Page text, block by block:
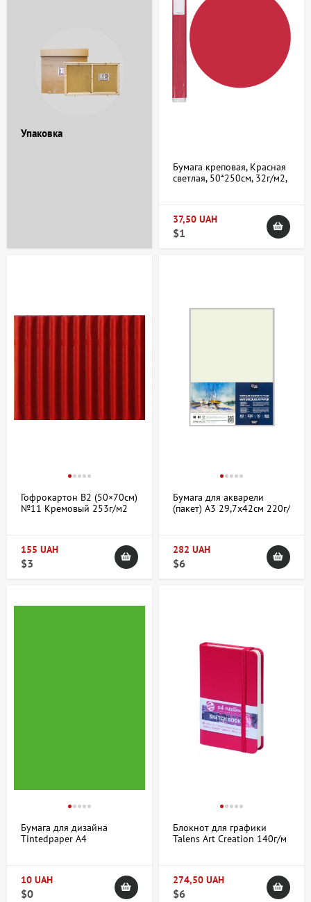
Упаковка
Бумага креповая, Красная
светлая, 50*250см, 32г/м2,
37,50 UAH
$1
Гофрокартон В2 (50×70см)
№11 Кремовый 253г/м2
155 UAH
$3
Бумага для акварели
(пакет) А3 29,7х42см 220г/
282 UAH
$6
Бумага для дизайна
Tintedpaper А4
10 UAH
$0
Блокнот для графики
Talens Art Creation 140г/м
274,50 UAH
$6